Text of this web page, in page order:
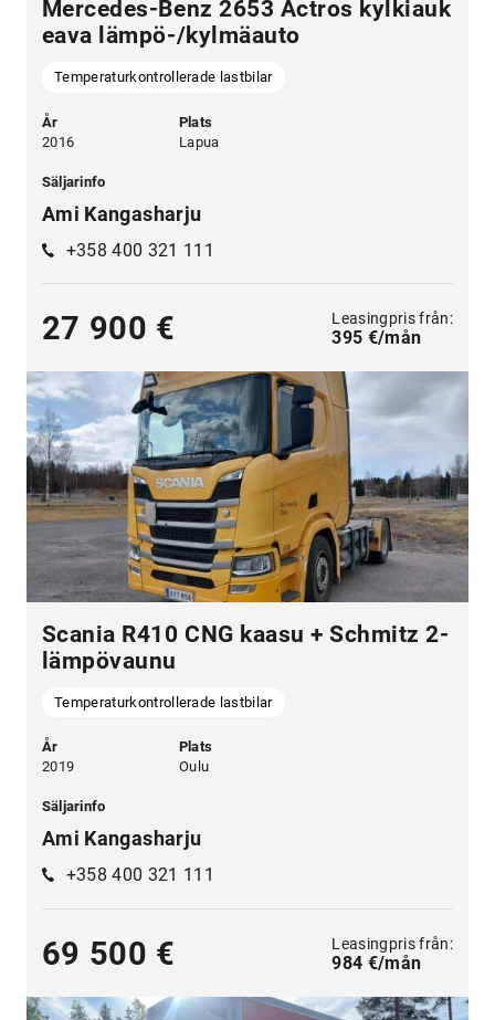
Mercedes-Benz 2653 Actros kylkiauk
eava lämpö-/kylmäauto
Temperaturkontrollerade lastbilar
År
2016
Plats
Lapua
Säljarinfo
Ami Kangasharju
+358 400 321 111
27 900 € Leasingpris från:
395 €/mån
Scania R410 CNG kaasu + Schmitz 2-
lämpövaunu
Temperaturkontrollerade lastbilar
År
2019
Plats
Oulu
Säljarinfo
Ami Kangasharju
+358 400 321 111
69 500 € Leasingpris från:
984 €/mån